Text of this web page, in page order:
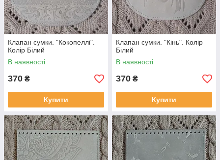
Клапан сумки. "Кокопеллі".
Колір Білий
В наявності
370 ₴
Купити
Клапан сумки. "Кінь". Колір
Білий
В наявності
370 ₴
Купити